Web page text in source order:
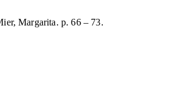
Margarita. p. 66 – 73.